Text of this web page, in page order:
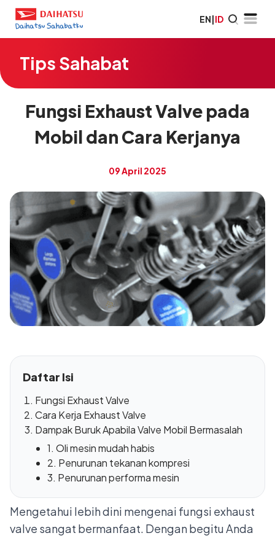
EN|ID
Tips Sahabat
Fungsi Exhaust Valve pada
Mobil dan Cara Kerjanya
09 April 2025
Daftar Isi
Fungsi Exhaust Valve
Cara Kerja Exhaust Valve
Dampak Buruk Apabila Valve Mobil Bermasalah
1. Oli mesin mudah habis
2. Penurunan tekanan kompresi
3. Penurunan performa mesin
Mengetahui lebih dini mengenai fungsi exhaust
valve sangat bermanfaat. Dengan begitu Anda